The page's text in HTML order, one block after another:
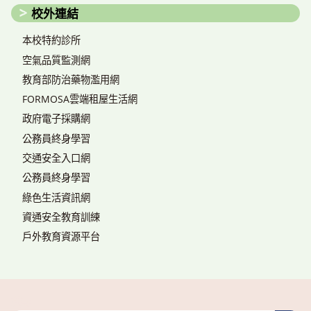
校外連結
本校特約診所
空氣品質監測網
教育部防治藥物濫用網
FORMOSA雲端租屋生活網
政府電子採購網
公務員終身學習
交通安全入口網
公務員終身學習
綠色生活資訊網
資通安全教育訓練
戶外教育資源平台